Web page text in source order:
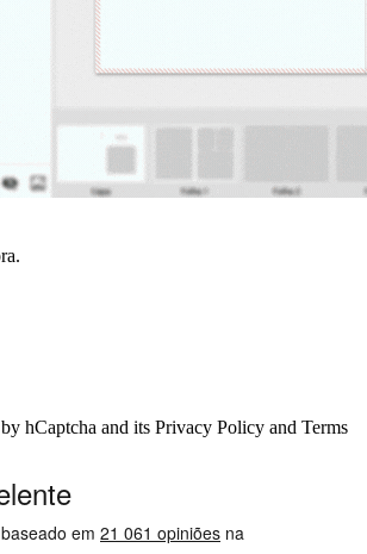
hCaptcha and its Privacy Policy and Terms